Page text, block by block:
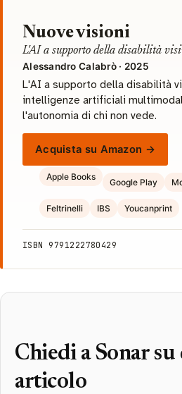
Nuove visioni
L'AI a supporto della disabilità
Alessandro Calabrò · 2025
L'AI a supporto della disabilità
intelligenze artificiali
l'autonomia di chi non vede.
Acquista su Amazon →
Apple Books
Google Play
Feltrinelli IBS Youcanprint
ISBN 9791222780429
Chiedi a Sonar su
articolo